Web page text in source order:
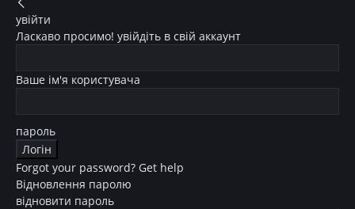
увійти
Ласкаво просимо! увійдіть в свій аккаунт
Ваше ім'я користувача
пароль
Forgot your password? Get help
Відновлення паролю
відновити пароль